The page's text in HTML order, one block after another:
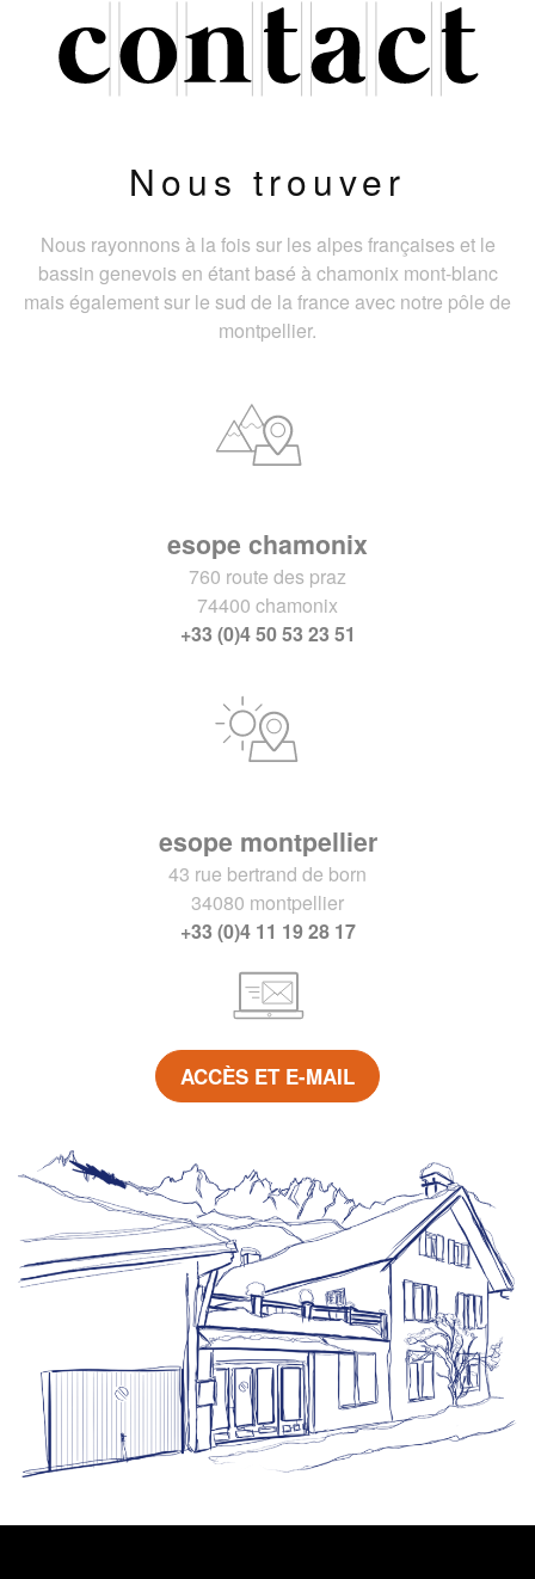
Nous trouver
Nous rayonnons à la fois sur les alpes françaises et le
bassin genevois en étant basé à chamonix mont-blanc
mais également sur le sud de la france avec notre pôle de
montpellier.
esope chamonix
760 route des praz
74400 chamonix
+33 (0)4 50 53 23 51
esope montpellier
43 rue bertrand de born
34080 montpellier
+33 (0)4 11 19 28 17
ACCÈS ET E-MAIL